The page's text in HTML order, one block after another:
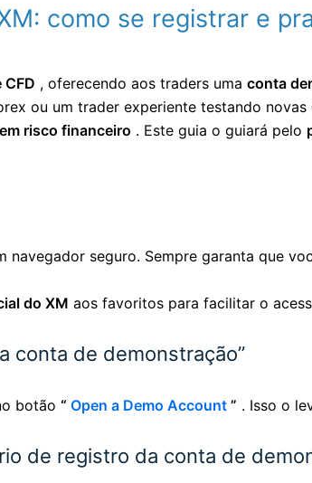
como se registrar e
, oferecendo aos traders uma conta
ou um trader experiente testando novas
risco financeiro . Este guia o guiará pelo
navegador seguro. Sempre garanta que
do XM aos favoritos para facilitar o
conta de demonstração”
botão “ Open a Demo Account ” . Isso o
de registro da conta de